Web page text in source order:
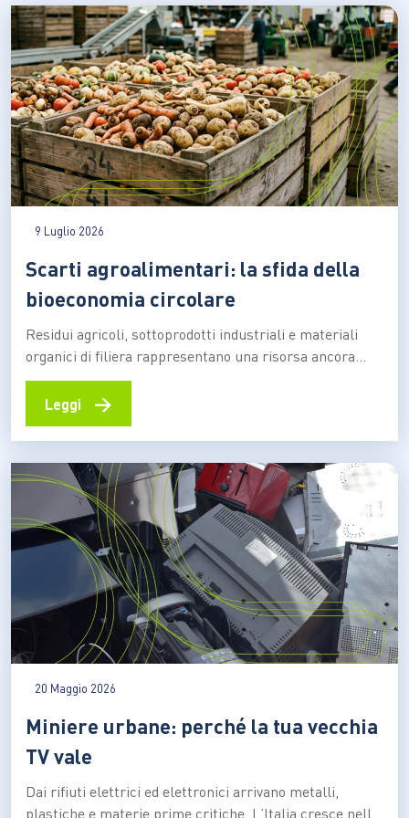
9 Luglio 2026
Scarti agroalimentari: la sfida della
bioeconomia circolare
Residui agricoli, sottoprodotti industriali e materiali
organici di filiera rappresentano una risorsa ancora
sottoutilizzata. Secondo una stima dell’Università
Cattolica, circa il 70% resta fuori da percorsi di
ogni vendemmia, ogni trasformazione alimentare lascia
dietro di sé una grande quantità di residui. Paglia,
potature,…
Leggi →
20 Maggio 2026
Miniere urbane: perché la tua vecchia
TV vale
Dai rifiuti elettrici ed elettronici arrivano metalli,
plastiche e materie prime critiche. L’Italia cresce nella